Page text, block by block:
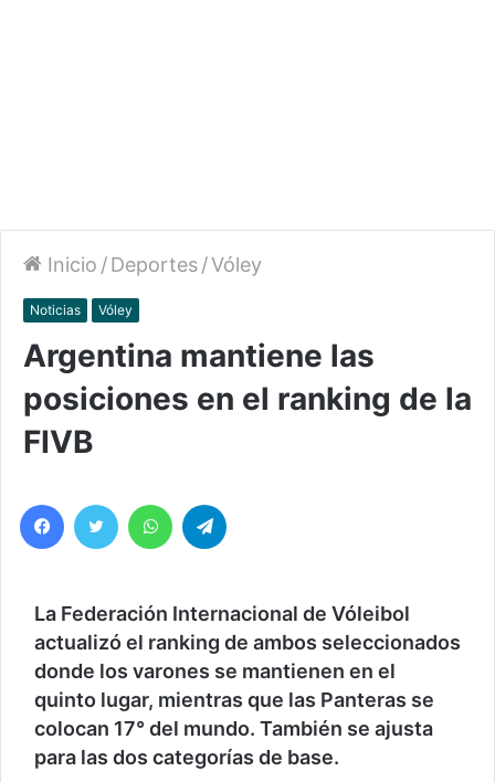
Inicio /Deportes/Vóley
Noticias Vóley
Argentina mantiene las
posiciones en el ranking de la
FIVB
Facebook
Twitter WhatsApp
La Federación Internacional de Vóleibol
actualizó el ranking de ambos seleccionados
donde los varones se mantienen en el
quinto lugar, mientras que las Panteras se
colocan 17° del mundo. También se ajusta
para las dos categorías de base.